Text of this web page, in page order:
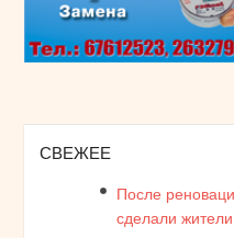
СВЕЖЕЕ
После
сделали